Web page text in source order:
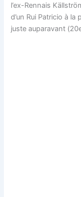
l’ex-Rennais
d’un Rui Patricio à
juste auparavant